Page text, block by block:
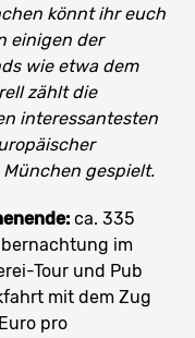
könnt ihr euch
einigen der
wie etwa dem
zählt die
interessantesten
gespielt.
ca. 335
im
Tour und Pub
mit dem Zug
pro